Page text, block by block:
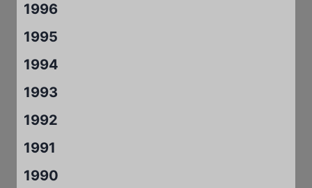
1996
1995
1994
1993
1992
1991
1990